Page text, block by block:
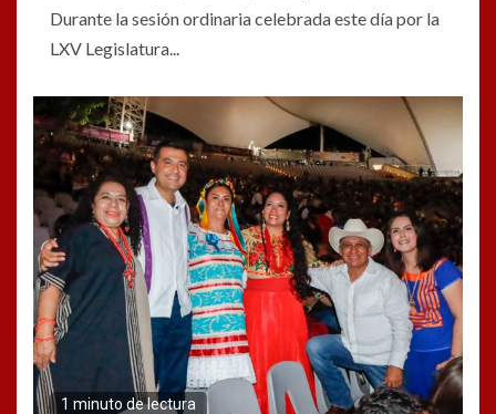
Durante la sesión ordinaria celebrada este día por la
LXV Legislatura...
1 minuto de lectura